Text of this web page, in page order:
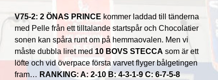
V75-2: 2 ÖNAS PRINCE kommer laddad till tänderna
med Pelle från ett tilltalande startspår och Chocolatier
sonen kan spåra runt om på hemmaovalen. Men vi
måste dubbla liret med 10 BOVS STECCA som är ett
löfte och vid överpace första varvet flyger bålgetingen
fram… RANKING: A: 2-10 B: 4-3-1-9 C: 6-7-5-8